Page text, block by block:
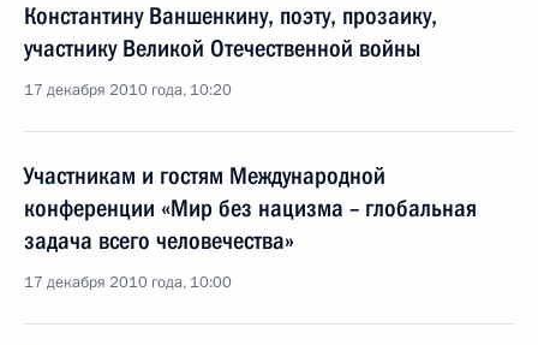
Константину Ваншенкину, поэту, прозаику,
участнику Великой Отечественной войны
17 декабря 2010 года, 10:20
Участникам и гостям Международной
конференции «Мир без нацизма – глобальная
задача всего человечества»
17 декабря 2010 года, 10:00